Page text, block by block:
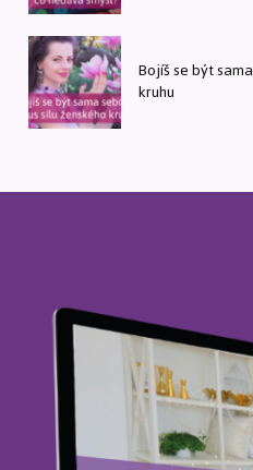
Bojíš se být
kruhu